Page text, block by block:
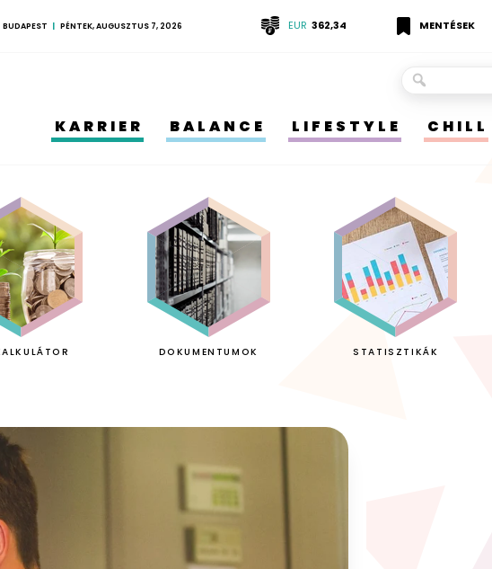
BUDAPEST PÉNTEK, AUGUSZTUS 7, 2026 EUR 362,34 MENTÉSEK
KARRIER BALANCE LIFESTYLE CHILL
DOKUMENTUMOK STATISZTIKÁK